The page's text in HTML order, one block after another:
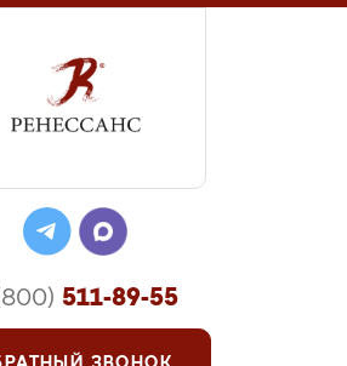
511-89-55